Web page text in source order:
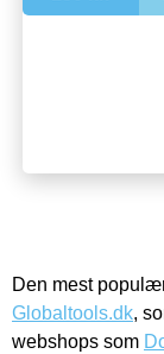
Den mest
Globaltools.dk,
webshops som